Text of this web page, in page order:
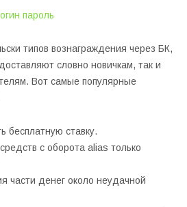
пароль
типов вознаграждения через БК,
словно новичкам, так и
Вот самые популярные
бесплатную ставку.
с оборота alias только
части денег около неудачной